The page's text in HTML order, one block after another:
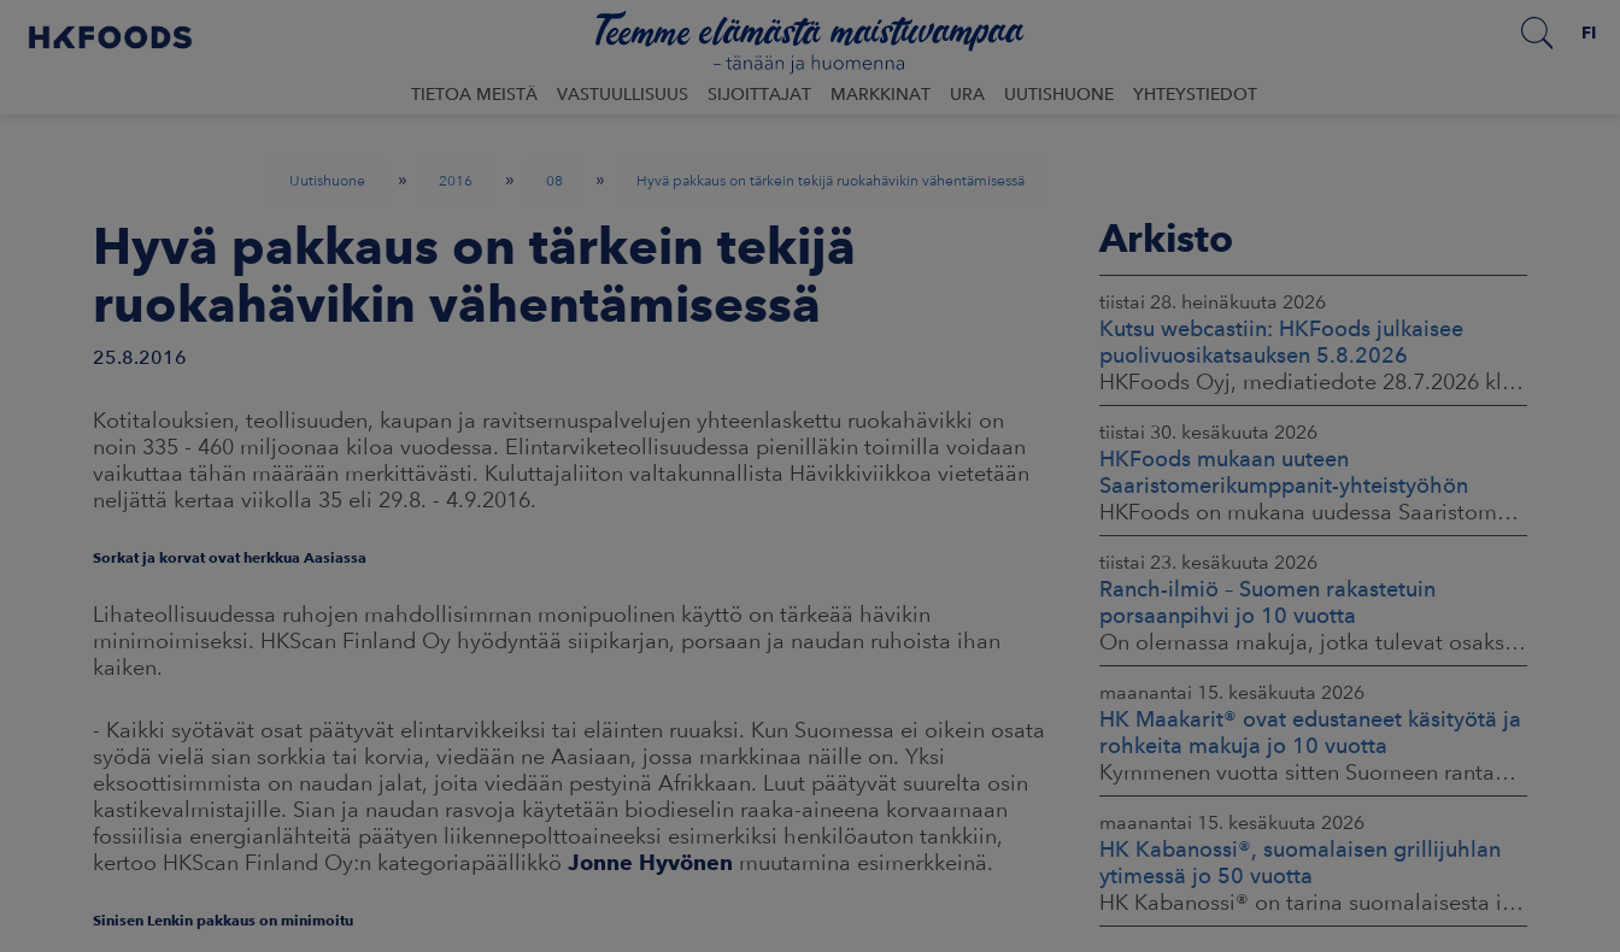
FI
TIETOA MEISTÄ VASTUULLISUUS SIJOITTAJAT MARKKINAT URA UUTISHUONE YHTEYSTIEDOT
Uutishuone » 2016 » 08 » Hyvä pakkaus on tärkein tekijä ruokahävikin vähentämisessä
Hyvä pakkaus on tärkein tekijä
ruokahävikin vähentämisessä
25.8.2016
Kotitalouksien, teollisuuden, kaupan ja ravitsemuspalvelujen yhteenlaskettu ruokahävikki on
noin 335 - 460 miljoonaa kiloa vuodessa. Elintarviketeollisuudessa pienilläkin toimilla voidaan
vaikuttaa tähän määrään merkittävästi. Kuluttajaliiton valtakunnallista Hävikkiviikkoa vietetään
neljättä kertaa viikolla 35 eli 29.8. - 4.9.2016.
Sorkat ja korvat ovat herkkua Aasiassa
Lihateollisuudessa ruhojen mahdollisimman monipuolinen käyttö on tärkeää hävikin
minimoimiseksi. HKScan Finland Oy hyödyntää siipikarjan, porsaan ja naudan ruhoista ihan
kaiken.
- Kaikki syötävät osat päätyvät elintarvikkeiksi tai eläinten ruuaksi. Kun Suomessa ei oikein osata
syödä vielä sian sorkkia tai korvia, viedään ne Aasiaan, jossa markkinaa näille on. Yksi
eksoottisimmista on naudan jalat, joita viedään pestyinä Afrikkaan. Luut päätyvät suurelta osin
kastikevalmistajille. Sian ja naudan rasvoja käytetään biodieselin raaka-aineena korvaamaan
fossiilisia energianlähteitä päätyen liikennepolttoaineeksi esimerkiksi henkilöauton tankkiin,
kertoo HKScan Finland Oy:n kategoriapäällikkö Jonne Hyvönen muutamina esimerkkeinä.
Sinisen Lenkin pakkaus on minimoitu
Arkisto
tiistai 28. heinäkuuta 2026
Kutsu webcastiin: HKFoods julkaisee
puolivuosikatsauksen 5.8.2026
HKFoods Oyj, mediatiedote 28.7.2026 klo 14.00
tiistai 30. kesäkuuta 2026
HKFoods mukaan uuteen
Saaristomerikumppanit-yhteistyöhön
HKFoods on mukana uudessa Saaristomerikumppanit-hankkeessa, joka kokoaa yhteen elintarviketeollisuuden, kaupan, maataloustuottajat ja asiantuntijat. Tavoitteena
tiistai 23. kesäkuuta 2026
Ranch-ilmiö – Suomen rakastetuin
porsaanpihvi jo 10 vuotta
On olemassa makuja, jotka tulevat osaksi yhteisiä ruokahetkiä ja -muistoja. HK® Viljaporsaan fileepihvi Ranch on juuri sellainen. Klassikko, joka on hallinnut
maanantai 15. kesäkuuta 2026
HK Maakarit® ovat edustaneet käsityötä ja
rohkeita makuja jo 10 vuotta
Kymmenen vuotta sitten Suomeen rantautui uusi ilmiö: artesaanihenkisyys. Pienpanimoiden ja käsityöläistuotteiden nostaessa päätään HKFoodsilla tunnistettiin,
maanantai 15. kesäkuuta 2026
HK Kabanossi®, suomalaisen grillijuhlan
ytimessä jo 50 vuotta
HK Kabanossi® on tarina suomalaisesta intohimosta, innovaatiosta ja yhteisistä hetkistä grillin äärellä. Se on legenda, joka ei alkanut suurista strategioista,